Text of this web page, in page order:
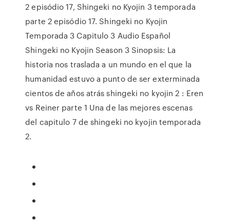
2 episódio 17, Shingeki no Kyojin 3 temporada
parte 2 episódio 17. Shingeki no Kyojin
Temporada 3 Capitulo 3 Audio Español
Shingeki no Kyojin Season 3 Sinopsis: La
historia nos traslada a un mundo en el que la
humanidad estuvo a punto de ser exterminada
cientos de años atrás shingeki no kyojin 2 : Eren
vs Reiner parte 1 Una de las mejores escenas
del capitulo 7 de shingeki no kyojin temporada
2.